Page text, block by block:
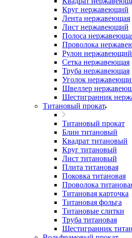
Круг нержавеющий
Лента нержавеющая
Лист нержавеющий
Полоса
Проволока
Рулон нержавеющий
Сетка нержавеющая
Труба нержавеющая
Уголок
Швеллер
Шестигранник
Титановый прокат
Титановый прокат
Блин титановый
Квадрат титановый
Круг титановый
Лист титановый
Плита титановая
Поковка титановая
Проволока
Титановая карточка
Титановая фольга
Титановые слитки
Труба титановая
Шестигранник